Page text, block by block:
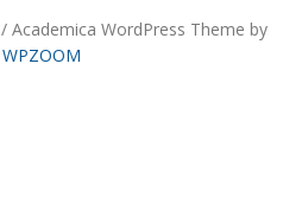
/ Academica WordPress Theme by
WPZOOM